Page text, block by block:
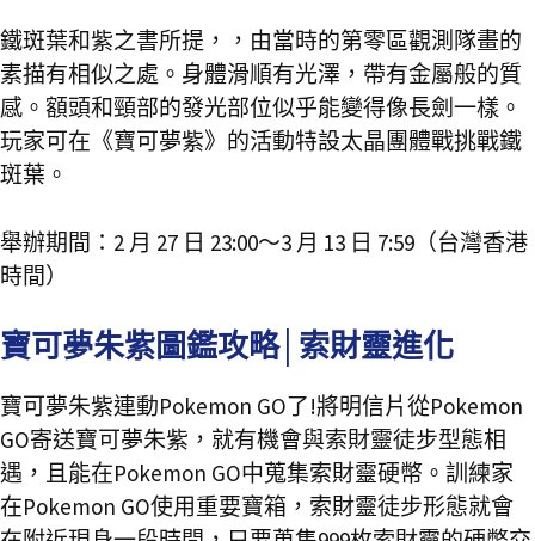
鐵斑葉和紫之書所提，，由當時的第零區觀測隊畫的
素描有相似之處。身體滑順有光澤，帶有金屬般的質
感。額頭和頸部的發光部位似乎能變得像長劍一樣。
玩家可在《寶可夢紫》的活動特設太晶團體戰挑戰鐵
斑葉。
舉辦期間：2 月 27 日 23:00～3 月 13 日 7:59（台灣香港
時間）
寶可夢朱紫圖鑑攻略│索財靈進化
寶可夢朱紫連動Pokemon GO了!將明信片從Pokemon
GO寄送寶可夢朱紫，就有機會與索財靈徒步型態相
遇，且能在Pokemon GO中蒐集索財靈硬幣。訓練家
在Pokemon GO使用重要寶箱，索財靈徒步形態就會